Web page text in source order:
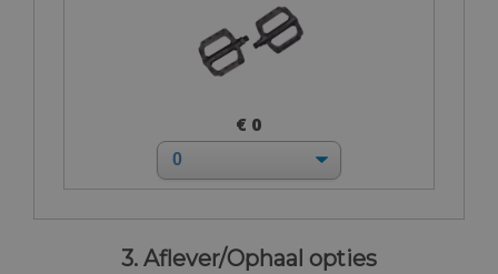
€ 0
3. Aflever/Ophaal opties